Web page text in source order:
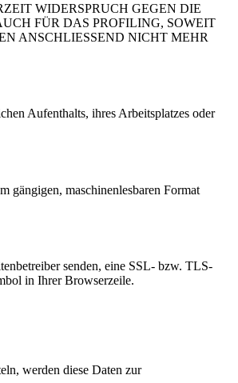
WIDERSPRUCH GEGEN DIE
FÜR DAS PROFILING, SOWEIT
ANSCHLIESSEND NICHT MEHR
Aufenthalts, ihres Arbeitsplatzes oder
gängigen, maschinenlesbaren Format
senden, eine SSL- bzw. TLS-
in Ihrer Browserzeile.
werden diese Daten zur